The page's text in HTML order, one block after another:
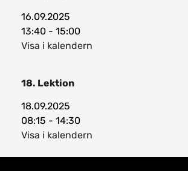
16.09.2025
13:40 - 15:00
Visa i kalendern
18. Lektion
18.09.2025
08:15 - 14:30
Visa i kalendern